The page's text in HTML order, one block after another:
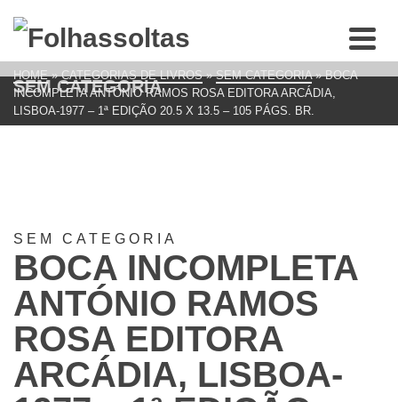
SEM CATEGORIA
HOME » CATEGORIAS DE LIVROS » SEM CATEGORIA » BOCA
INCOMPLETA ANTÓNIO RAMOS ROSA EDITORA ARCÁDIA,
LISBOA-1977 – 1ª EDIÇÃO 20.5 X 13.5 – 105 PÁGS. BR.
SEM CATEGORIA
BOCA INCOMPLETA
ANTÓNIO RAMOS
ROSA EDITORA
ARCÁDIA, LISBOA-